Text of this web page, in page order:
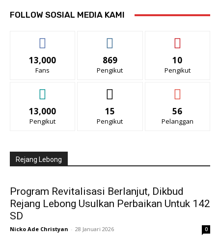
FOLLOW SOSIAL MEDIA KAMI
13,000
Fans
869
Pengikut
10
Pengikut
13,000
Pengikut
15
Pengikut
56
Pelanggan
Rejang Lebong
Program Revitalisasi Berlanjut, Dikbud
Rejang Lebong Usulkan Perbaikan Untuk 142
SD
Nicko Ade Christyan - 28 Januari 2026 0